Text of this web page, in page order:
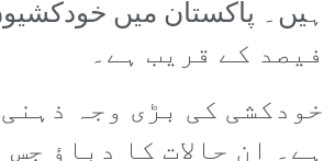
فیصد کے قریب ہے۔
خودکشی کی بڑی وجہ